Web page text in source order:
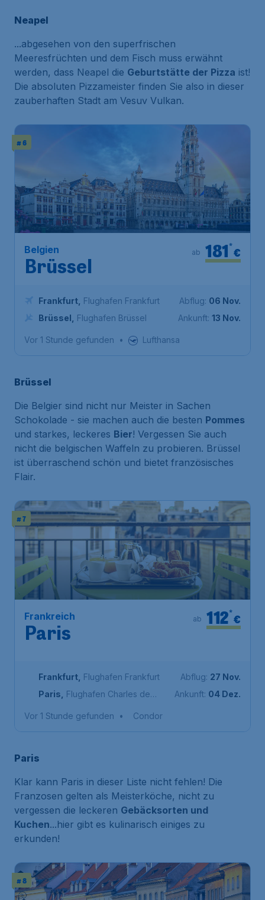
Neapel
...abgesehen von den superfrischen
Meeresfrüchten und dem Fisch muss erwähnt
werden, dass Neapel die Geburtstätte der Pizza ist!
Die absoluten Pizzameister finden Sie also in dieser
zauberhaften Stadt am Vesuv Vulkan.
# 6
Belgien
Brüssel
€
181*
ab
Frankfurt Flughafen Frankfurt
Brüssel
Flughafen Brüssel
Abflug: 06 Nov.
Ankunft: 13 Nov.
Vor 1 Stunde gefunden • Lufthansa
Brüssel
Die Belgier sind nicht nur Meister in Sachen
Schokolade - sie machen auch die besten Pommes
und starkes, leckeres Bier! Vergessen Sie auch
nicht die belgischen Waffeln zu probieren. Brüssel
ist überraschend schön und bietet französisches
Flair.
# 7
Frankreich
Paris
€
112*
Frankfurt Flughafen Frankfurt
Paris
Flughafen Charles de
Abflug: 27 Nov.
Ankunft: 04 Dez.
Vor 1 Stunde gefunden • Condor
Paris
Klar kann Paris in dieser Liste nicht fehlen! Die
Franzosen gelten als Meisterköche, nicht zu
vergessen die leckeren Gebäcksorten und
Kuchen...hier gibt es kulinarisch einiges zu
erkunden!
# 8